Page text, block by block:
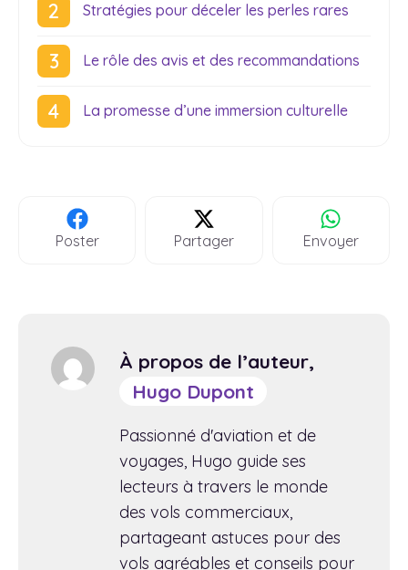
Stratégies pour déceler les perles rares
Le rôle des avis et des recommandations
La promesse d’une immersion culturelle
Poster Partager Envoyer
À propos de l’auteur,
Hugo Dupont
Passionné d'aviation et de
voyages, Hugo guide ses
lecteurs à travers le monde
des vols commerciaux,
partageant astuces pour des
vols agréables et conseils pour